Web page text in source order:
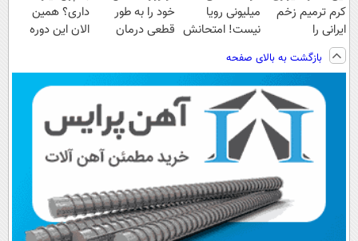
کرم ترمیم زخم
ایرانی را
ساخت!!!
میلیونی رویا
نیست! امتحانش
خود را به طور
قطعی درمان
داری؟ همین
الان این دوره
بازگشت به بالای صفحه